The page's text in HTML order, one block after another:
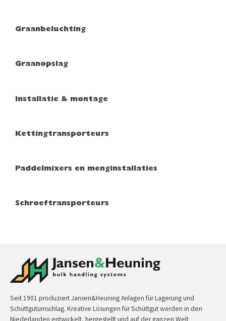
Graanbeluchting
Graanopslag
Installatie & montage
Kettingtransporteurs
Paddelmixers en menginstallaties
Schroeftransporteurs
Seit 1901 produziert Jansen&Heuning Anlagen für Lagerung und
Schüttgutumschlag. Kreative Lösungen für Schüttgut werden in den
Niederlanden entwickelt, hergestellt und auf der ganzen Welt